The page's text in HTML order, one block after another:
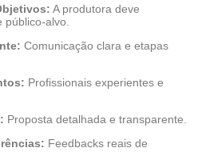
A produtora deve
alvo.
Comunicação clara e etapas
Profissionais experientes e
Proposta detalhada e transparente.
Feedbacks reais de